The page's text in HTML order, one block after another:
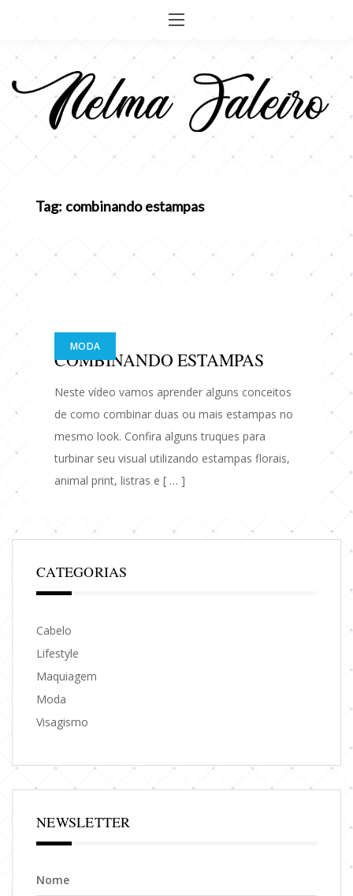
conteúdo
Tag: combinando estampas
MODA
COMBINANDO ESTAMPAS
Neste vídeo vamos aprender alguns conceitos
de como combinar duas ou mais estampas no
mesmo look. Confira alguns truques para
turbinar seu visual utilizando estampas florais,
animal print, listras e [ … ]
CATEGORIAS
Cabelo
Lifestyle
Maquiagem
Moda
Visagismo
NEWSLETTER
Nome